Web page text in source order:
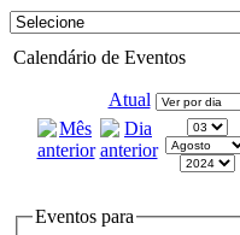
Calendário de Eventos
Atual
Eventos para